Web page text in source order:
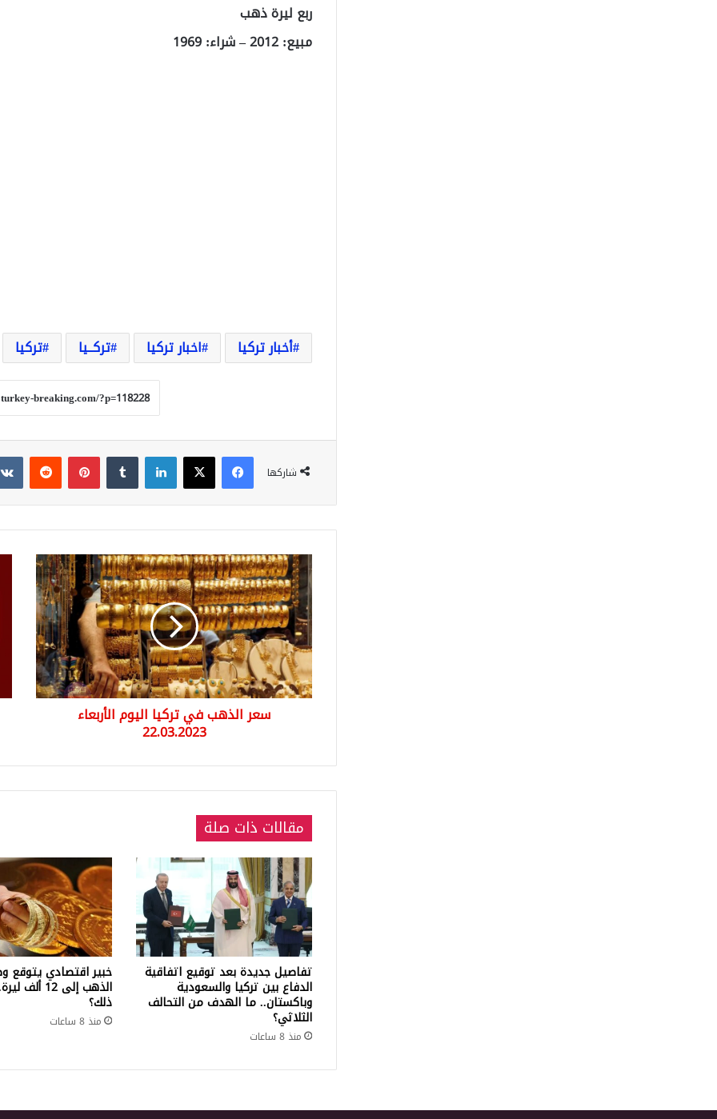
ربع ليرة ذهب
مبيع: 2012 – شراء: 1969
أخبار تركيا اخبار تركيا تركــيا تركيا
شاركها
فيسبوك‫X لينكدإن بينتيريست
سعر
الذهب
في
تركيا
اليوم
الأربعاء
22.03.2023
سعر الذهب في تركيا اليوم الأربعاء
22.03.2023
مقالات ذات صلة
تفاصيل جديدة بعد توقيع اتفاقية
الدفاع بين تركيا والسعودية
وباكستان.. ما الهدف من التحالف
الثلاثي؟
منذ 8 ساعات
خبير اقتصادي يتوقع
الذهب إلى
ذلك؟
منذ 8 ساعات